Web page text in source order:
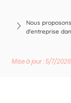
Nous
d'entreprise
Mise à jour : 5/7/2026